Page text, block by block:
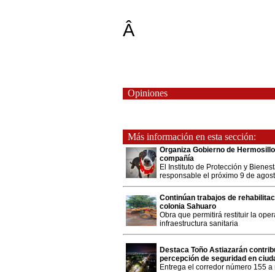
Â
Opiniones
Más información en esta sección:
Organiza Gobierno de
compañía
El Instituto de Protección y
responsable el próximo 9 de
Continúan trabajos de
colonia Sahuaro
Obra que permitirá restituir la
infraestructura sanitaria
Destaca Toño Astiazarán
percepción de seguridad en
Entrega el corredor número 155